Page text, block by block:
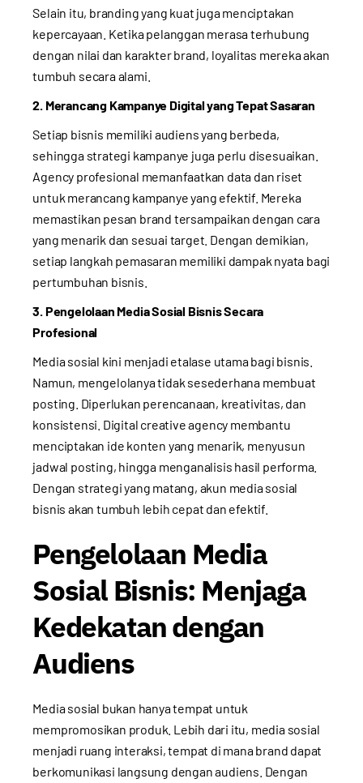
Selain itu, branding yang kuat juga menciptakan
kepercayaan. Ketika pelanggan merasa terhubung
dengan nilai dan karakter brand, loyalitas mereka akan
tumbuh secara alami.
2. Merancang Kampanye Digital yang Tepat Sasaran
Setiap bisnis memiliki audiens yang berbeda,
sehingga strategi kampanye juga perlu disesuaikan.
Agency profesional memanfaatkan data dan riset
untuk merancang kampanye yang efektif. Mereka
memastikan pesan brand tersampaikan dengan cara
yang menarik dan sesuai target. Dengan demikian,
setiap langkah pemasaran memiliki dampak nyata bagi
pertumbuhan bisnis.
3. Pengelolaan Media Sosial Bisnis Secara
Profesional
Media sosial kini menjadi etalase utama bagi bisnis.
Namun, mengelolanya tidak sesederhana membuat
posting. Diperlukan perencanaan, kreativitas, dan
konsistensi. Digital creative agency membantu
menciptakan ide konten yang menarik, menyusun
jadwal posting, hingga menganalisis hasil performa.
Dengan strategi yang matang, akun media sosial
bisnis akan tumbuh lebih cepat dan efektif.
Pengelolaan Media
Sosial Bisnis: Menjaga
Kedekatan dengan
Audiens
Media sosial bukan hanya tempat untuk
mempromosikan produk. Lebih dari itu, media sosial
menjadi ruang interaksi, tempat di mana brand dapat
berkomunikasi langsung dengan audiens. Dengan